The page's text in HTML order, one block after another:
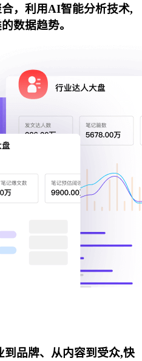
，利用AI智能分析技术,
数据趋势。
品牌、从内容到受众,快